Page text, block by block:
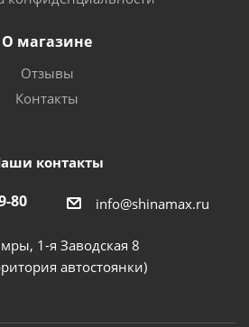
О магазине
Отзывы
Контакты
контакты
80 info@shinamax.ru
1-я Заводская 8
автостоянки)